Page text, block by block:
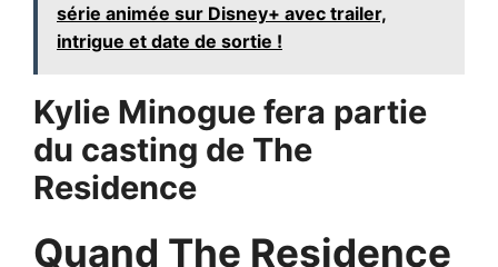
série animée sur Disney+ avec trailer,
intrigue et date de sortie !
Kylie Minogue fera partie
du casting de The
Residence
Quand The Residence